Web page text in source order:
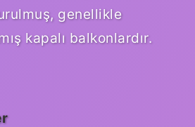
genellikle
kapalı balkonlardır.